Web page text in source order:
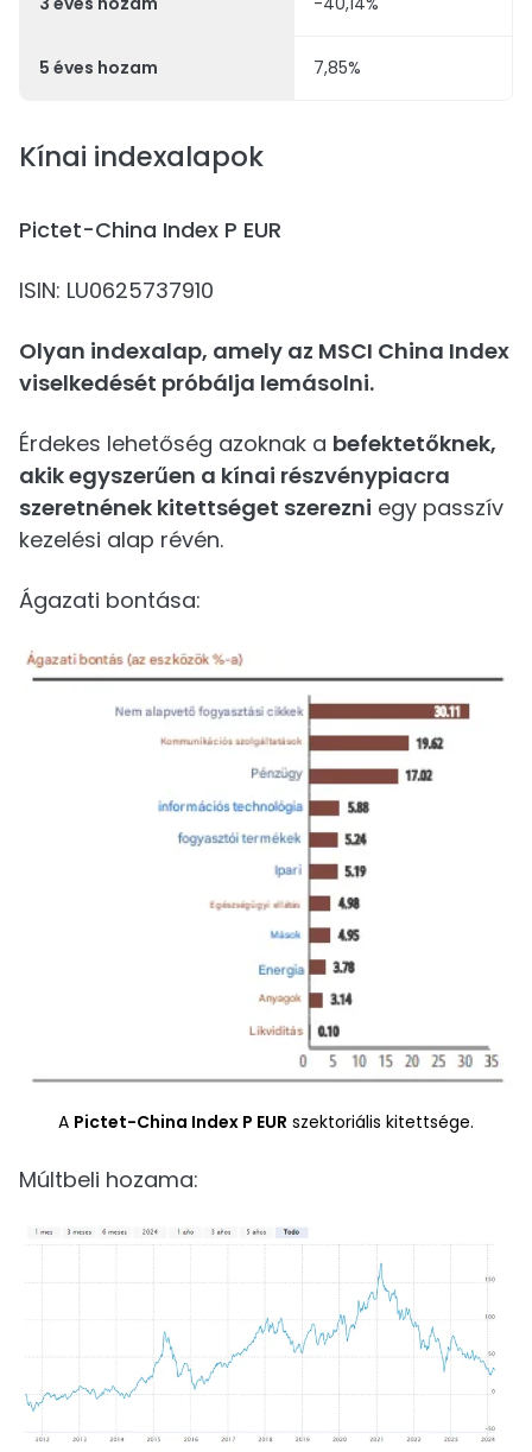
5 éves hozam 7,85%
Kínai indexalapok
Pictet-China Index P EUR
ISIN: LU0625737910
Olyan indexalap, amely az MSCI China Index
viselkedését próbálja lemásolni.
Érdekes lehetőség azoknak a befektetőknek,
akik egyszerűen a kínai részvénypiacra
szeretnének kitettséget szerezni egy passzív
kezelési alap révén.
Ágazati bontása:
A Pictet-China Index P EUR szektoriális kitettsége.
Múltbeli hozama: